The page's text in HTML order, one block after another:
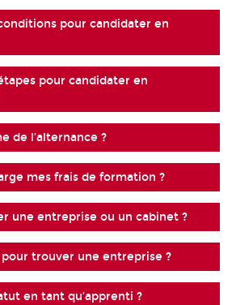
pour candidater en
pour candidater en
de l’alternance ?
mes frais de formation ?
une entreprise ou un cabinet ?
trouver une entreprise ?
en tant qu’apprenti ?